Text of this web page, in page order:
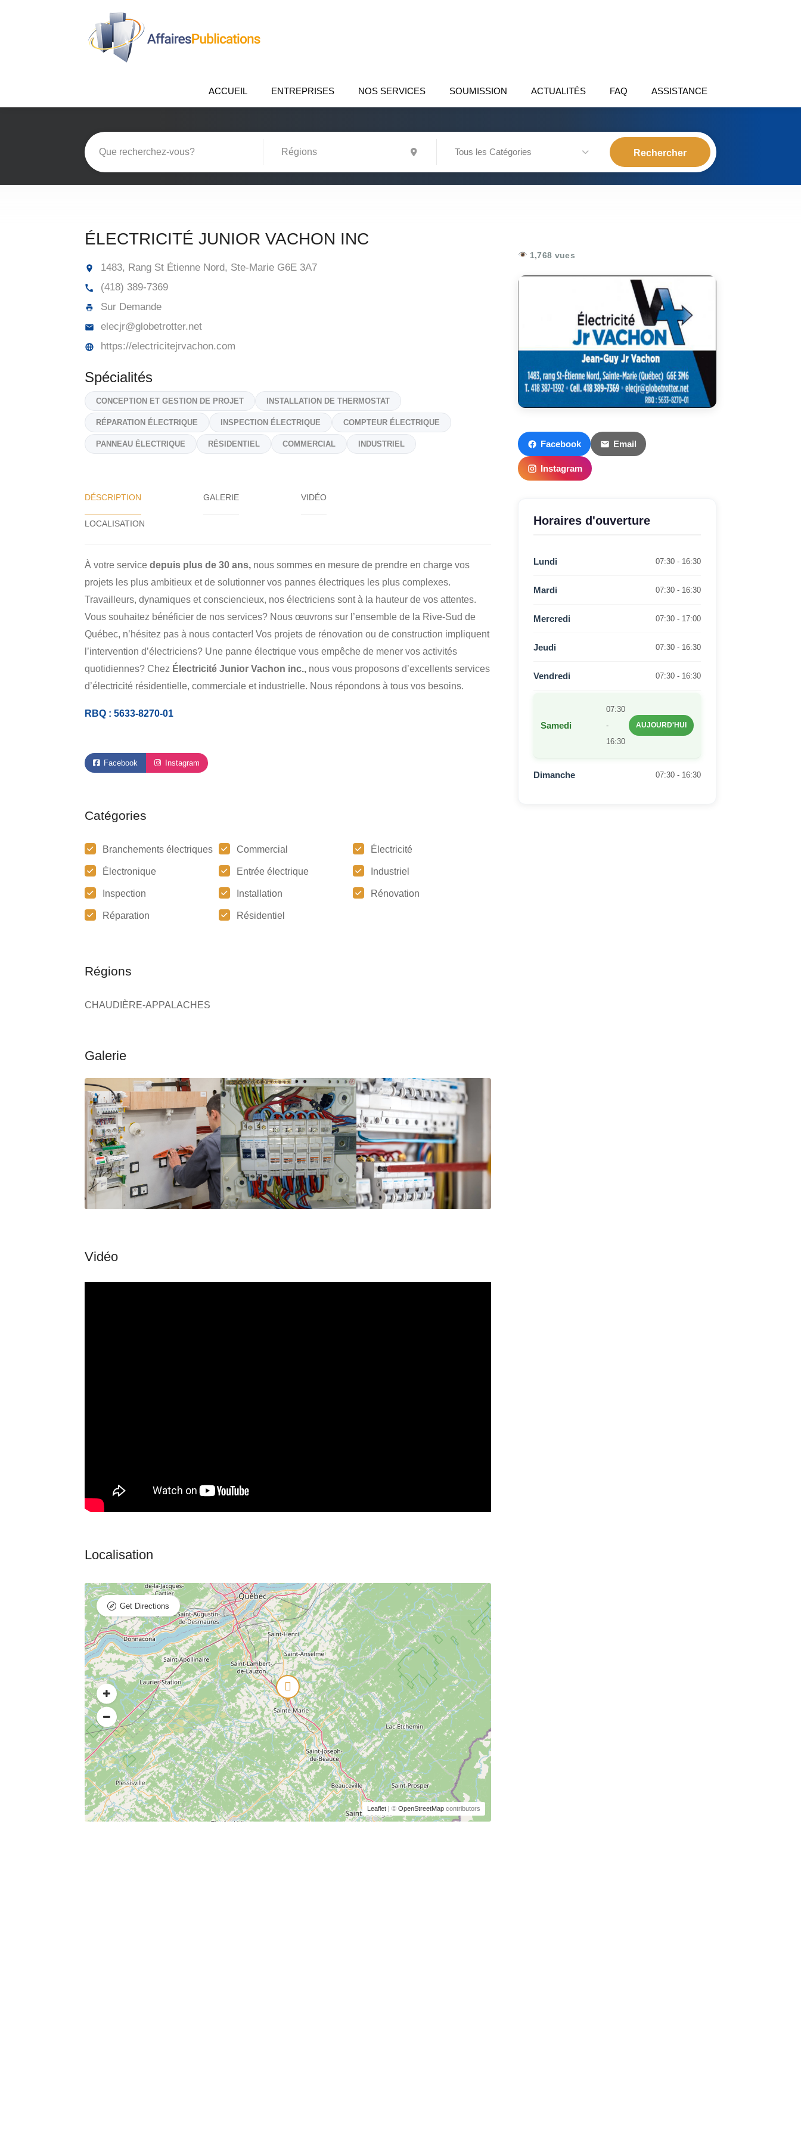
ACCUEIL ENTREPRISES NOS SERVICES SOUMISSION ACTUALITÉS FAQ ASSISTANCE
Tous les Catégories
ÉLECTRICITÉ JUNIOR VACHON INC
1483, Rang St Étienne Nord, Ste-Marie G6E 3A7
(418) 389-7369
Sur Demande
elecjr@globetrotter.net
https://electricitejrvachon.com
Spécialités
CONCEPTION ET GESTION DE PROJET INSTALLATION DE THERMOSTAT
RÉPARATION ÉLECTRIQUE INSPECTION ÉLECTRIQUE COMPTEUR ÉLECTRIQUE
PANNEAU ÉLECTRIQUE RÉSIDENTIEL COMMERCIAL INDUSTRIEL
DÉSCRIPTION GALERIE VIDÉO
À votre service depuis plus de 30 ans, nous sommes en mesure de prendre en charge vos
projets les plus ambitieux et de solutionner vos pannes électriques les plus complexes.
Travailleurs, dynamiques et consciencieux, nos électriciens sont à la hauteur de vos attentes.
Vous souhaitez bénéficier de nos services? Nous œuvrons sur l’ensemble de la Rive-Sud de
Québec, n’hésitez pas à nous contacter! Vos projets de rénovation ou de construction impliquent
l’intervention d’électriciens? Une panne électrique vous empêche de mener vos activités
quotidiennes? Chez Électricité Junior Vachon inc., nous vous proposons d’excellents services
d’électricité résidentielle, commerciale et industrielle. Nous répondons à tous vos besoins.
RBQ : 5633-8270-01
Facebook Instagram
Catégories
Branchements électriques Commercial Électricité
Électronique Entrée électrique Industriel
Inspection Installation Rénovation
Réparation Résidentiel
Régions
CHAUDIÈRE-APPALACHES
Leaflet| © OpenStreetMapcontributors
Get Directions
1,768 vues
Facebook Email
Instagram
Horaires d'ouverture
Lundi 07:30 - 16:30
Mardi 07:30 - 16:30
Mercredi 07:30 - 17:00
Jeudi 07:30 - 16:30
Vendredi 07:30 - 16:30
Samedi
07:30
-
16:30
AUJOURD'HUI
Dimanche 07:30 - 16:30